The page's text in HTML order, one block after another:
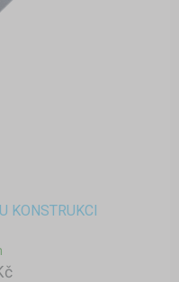
KONSTRUKCI